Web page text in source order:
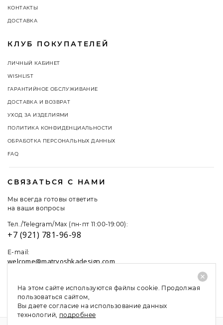
КОНТАКТЫ
ДОСТАВКА
КЛУБ ПОКУПАТЕЛЕЙ
ЛИЧНЫЙ КАБИНЕТ
WISHLIST
ГАРАНТИЙНОЕ ОБСЛУЖИВАНИЕ
ДОСТАВКА И ВОЗВРАТ
УХОД ЗА ИЗДЕЛИЯМИ
ПОЛИТИКА КОНФИДЕНЦИАЛЬНОСТИ
ОБРАБОТКА ПЕРСОНАЛЬНЫХ ДАННЫХ
FAQ
СВЯЗАТЬСЯ С НАМИ
Мы всегда готовы ответить
на ваши вопросы
Тел./Telegram/Max (пн-пт 11:00-19:00):
+7 (921) 781-96-98
E-mail:
welcome@matryoshkadesign.com
На этом сайте используются файлы cookie. Продолжая
пользоваться сайтом,
Вы даете согласие на использование данных
технологий, подробнее